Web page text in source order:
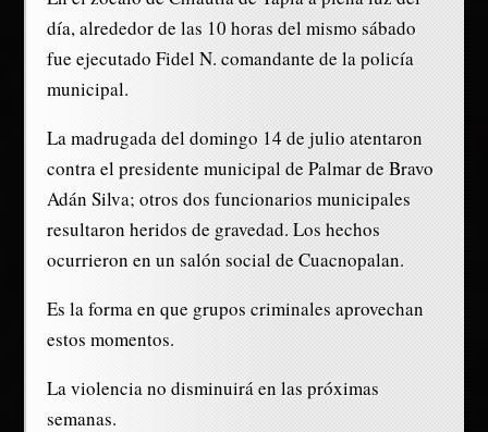
día, alrededor de las 10 horas del mismo sábado
fue ejecutado Fidel N. comandante de la policía
municipal.
La madrugada del domingo 14 de julio atentaron
contra el presidente municipal de Palmar de Bravo
Adán Silva; otros dos funcionarios municipales
resultaron heridos de gravedad. Los hechos
ocurrieron en un salón social de Cuacnopalan.
Es la forma en que grupos criminales aprovechan
estos momentos.
La violencia no disminuirá en las próximas
semanas.